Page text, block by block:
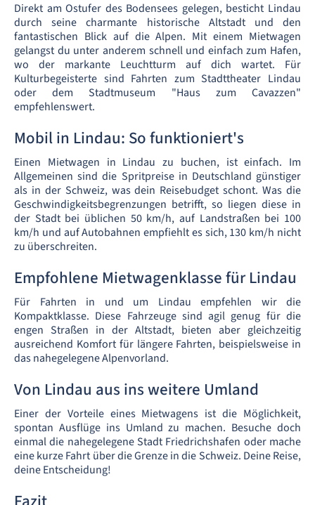
Direkt am Ostufer des Bodensees gelegen, besticht Lindau
durch seine charmante historische Altstadt und den
fantastischen Blick auf die Alpen. Mit einem Mietwagen
gelangst du unter anderem schnell und einfach zum Hafen,
wo der markante Leuchtturm auf dich wartet. Für
Kulturbegeisterte sind Fahrten zum Stadttheater Lindau
oder dem Stadtmuseum "Haus zum Cavazzen"
empfehlenswert.
Mobil in Lindau: So funktioniert's
Einen Mietwagen in Lindau zu buchen, ist einfach. Im
Allgemeinen sind die Spritpreise in Deutschland günstiger
als in der Schweiz, was dein Reisebudget schont. Was die
Geschwindigkeitsbegrenzungen betrifft, so liegen diese in
der Stadt bei üblichen 50 km/h, auf Landstraßen bei 100
km/h und auf Autobahnen empfiehlt es sich, 130 km/h nicht
zu überschreiten.
Empfohlene Mietwagenklasse für Lindau
Für Fahrten in und um Lindau empfehlen wir die
Kompaktklasse. Diese Fahrzeuge sind agil genug für die
engen Straßen in der Altstadt, bieten aber gleichzeitig
ausreichend Komfort für längere Fahrten, beispielsweise in
das nahegelegene Alpenvorland.
Von Lindau aus ins weitere Umland
Einer der Vorteile eines Mietwagens ist die Möglichkeit,
spontan Ausflüge ins Umland zu machen. Besuche doch
einmal die nahegelegene Stadt Friedrichshafen oder mache
eine kurze Fahrt über die Grenze in die Schweiz. Deine Reise,
deine Entscheidung!